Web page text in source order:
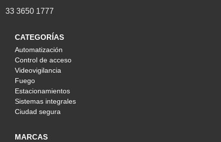
33 3650 1777
CATEGORÍAS
Automatización
Control de acceso
Videovigilancia
Fuego
Estacionamientos
Sistemas integrales
Ciudad segura
MARCAS